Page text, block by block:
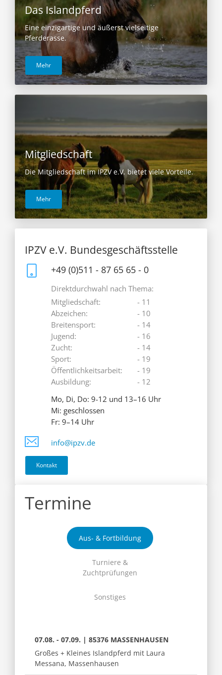
Das Islandpferd
Eine einzigartige und äußerst vielseitige
Pferderasse.
Mehr
Mitgliedschaft
Die Mitgliedschaft im IPZV e.V. bietet viele Vorteile.
Mehr
IPZV e.V. Bundesgeschäftsstelle
+49 (0)511 - 87 65 65 - 0
Direktdurchwahl nach Thema:
Mitgliedschaft:
Abzeichen:
Breitensport:
Jugend:
Zucht:
Sport:
Öffentlichkeitsarbeit:
Ausbildung:
- 11
- 10
- 14
- 16
- 14
- 19
- 19
- 12
Mo, Di, Do: 9-12 und 13–16 Uhr
Mi: geschlossen
Fr: 9–14 Uhr
info@ipzv.de
Kontakt
Termine
Aus- & Fortbildung
Turniere &
Zuchtprüfungen
Sonstiges
07.08. - 07.09. | 85376 MASSENHAUSEN
Großes + Kleines Islandpferd mit Laura
Messana, Massenhausen